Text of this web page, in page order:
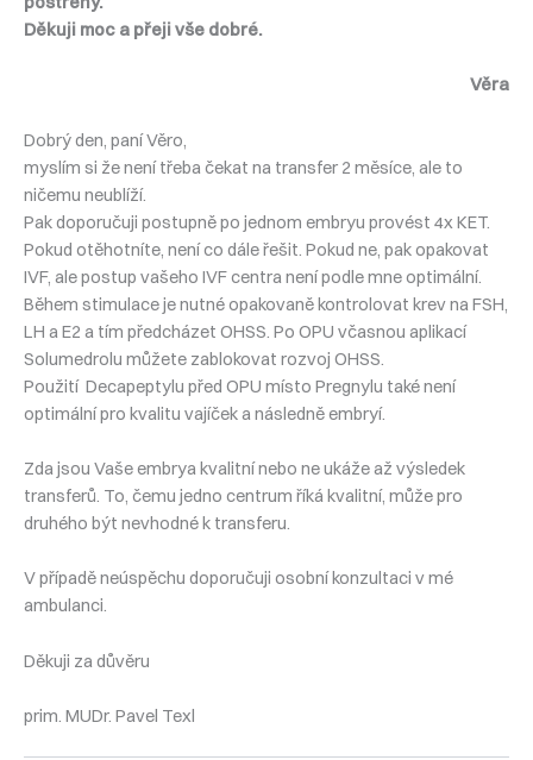
Děkuji moc a přeji vše dobré.
Věra
Dobrý den, paní Věro,
myslím si že není třeba čekat na transfer 2 měsíce, ale to
ničemu neublíží.
Pak doporučuji postupně po jednom embryu provést 4x KET.
Pokud otěhotníte, není co dále řešit. Pokud ne, pak opakovat
IVF, ale postup vašeho IVF centra není podle mne optimální.
Během stimulace je nutné opakovaně kontrolovat krev na FSH,
LH a E2 a tím předcházet OHSS. Po OPU včasnou aplikací
Solumedrolu můžete zablokovat rozvoj OHSS.
Použití Decapeptylu před OPU místo Pregnylu také není
optimální pro kvalitu vajíček a následně embryí.
Zda jsou Vaše embrya kvalitní nebo ne ukáže až výsledek
transferů. To, čemu jedno centrum říká kvalitní, může pro
druhého být nevhodné k transferu.
V případě neúspěchu doporučuji osobní konzultaci v mé
ambulanci.
Děkuji za důvěru
prim. MUDr. Pavel Texl